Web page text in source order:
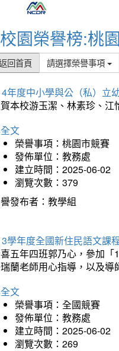
校園榮譽榜:桃
回首頁 請選擇榮譽事項
年度中小學與公（私）立
本校游玉潔、林素珍、
文
榮譽事項：桃園市競賽
發佈單位：教務處
建立時間：2025-06-02
瀏覽次數：379
發布者：教學組
學年度全國新住民語文課
五年四班郭乃心，參加
蘭老師用心指導，以及導
文
榮譽事項：全國競賽
發佈單位：教務處
建立時間：2025-06-02
瀏覽次數：269